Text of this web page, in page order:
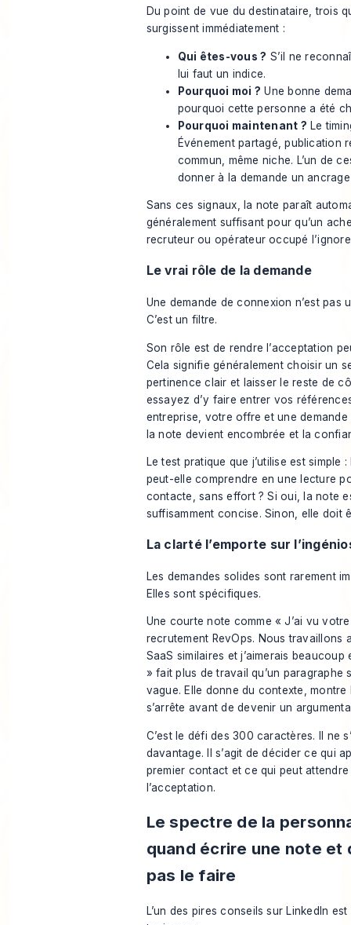
Du point de vue du destinataire, trois
surgissent immédiatement :
Qui êtes-vous ? S’il ne
lui faut un indice.
Pourquoi moi ? Une bonne
pourquoi cette personne a été
Pourquoi maintenant ? Le
Événement partagé, publication
commun, même niche. L’un de
donner à la demande un
Sans ces signaux, la note paraît
généralement suffisant pour qu’un
recruteur ou opérateur occupé
Le vrai rôle de la demande
Une demande de connexion n’est pas
C’est un filtre.
Son rôle est de rendre l’acceptation
Cela signifie généralement choisir un
pertinence clair et laisser le reste de
essayez d’y faire entrer vos
entreprise, votre offre et une
la note devient encombrée et la
Le test pratique que j’utilise est simple
peut-elle comprendre en une lecture
contacte, sans effort ? Si oui, la note
suffisamment concise. Sinon, elle doit
La clarté l’emporte sur
Les demandes solides sont rarement
Elles sont spécifiques.
Une courte note comme « J’ai vu
recrutement RevOps. Nous travaillons
SaaS similaires et j’aimerais
» fait plus de travail qu’un paragraphe
vague. Elle donne du contexte,
s’arrête avant de devenir un
C’est le défi des 300 caractères. Il ne
davantage. Il s’agit de décider ce qui
premier contact et ce qui peut attendre
l’acceptation.
Le spectre de la
quand écrire une note et
pas le faire
L’un des pires conseils sur LinkedIn